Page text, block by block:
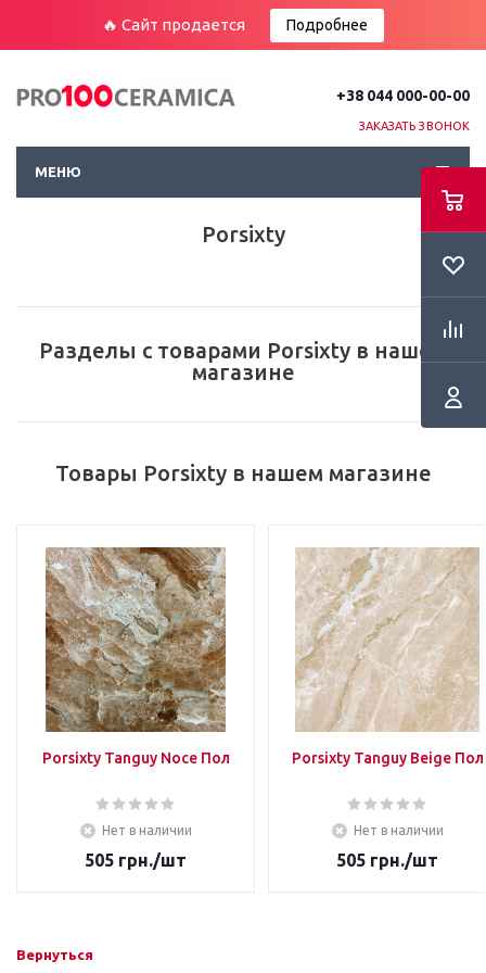
🔥 Сайт продается Подробнее
+38 044 000-00-00
ЗАКАЗАТЬ ЗВОНОК
МЕНЮ
Porsixty
Разделы с товарами Porsixty в нашем
магазине
Товары Porsixty в нашем магазине
Porsixty Tanguy Noce Пол
Нет в наличии
505 грн./шт
Porsixty Tanguy Beige Пол
Нет в наличии
505 грн./шт
Вернуться